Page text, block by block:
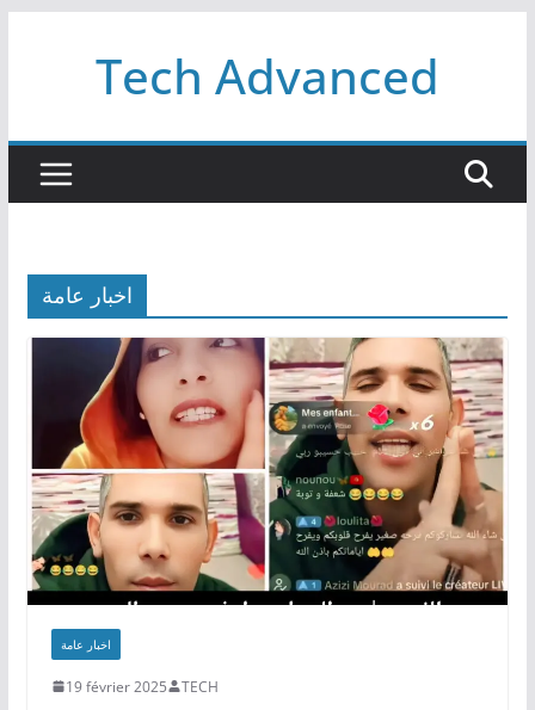
Tech Advanced
اخبار عامة
اخبار عامة
19 février 2025 TECH